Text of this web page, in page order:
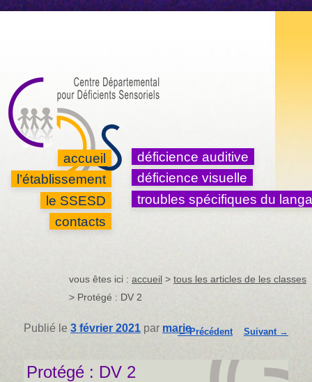
accueil
l’établissement
le SSESD
contacts
déficience auditive
déficience visuelle
troubles spécifiques du
vous êtes ici : accueil > tous les articles de les classes
> Protégé : DV 2
Navigation
articles
←Précédent Suivant →
Protégé : DV 2
Publié le3 février 2021 par marie